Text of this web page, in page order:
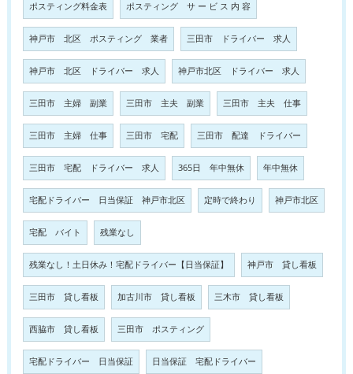
ポスティング料金表 ポスティング サ ー ビ ス 内 容
神戸市 北区 ポスティング 業者 三田市 ドライバー 求人
神戸市 北区 ドライバー 求人 神戸市北区 ドライバー 求人
三田市 主婦 副業 三田市 主夫 副業 三田市 主夫 仕事
三田市 主婦 仕事 三田市 宅配 三田市 配達 ドライバー
三田市 宅配 ドライバー 求人 365日 年中無休 年中無休
宅配ドライバー 日当保証 神戸市北区 定時で終わり 神戸市北区
宅配 バイト 残業なし
残業なし！土日休み！宅配ドライバー【日当保証】 神戸市 貸し看板
三田市 貸し看板 加古川市 貸し看板 三木市 貸し看板
西脇市 貸し看板 三田市 ポスティング
宅配ドライバー 日当保証 日当保証 宅配ドライバー